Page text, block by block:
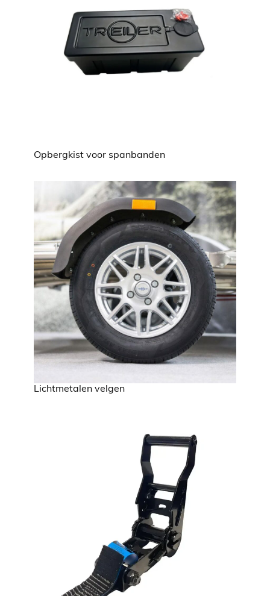
Opbergkist voor spanbanden
Lichtmetalen velgen